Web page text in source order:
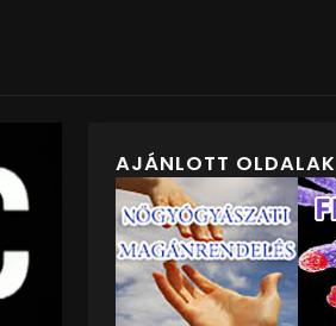
AJÁNLOTT OLDALAK